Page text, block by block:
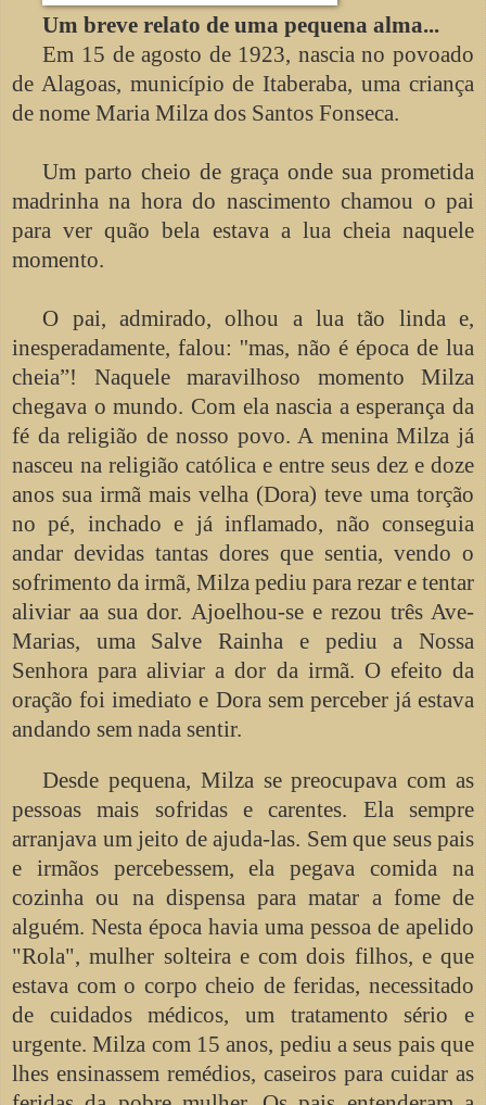
Um breve relato de uma pequena alma...
Em 15 de agosto de 1923, nascia no povoado
de Alagoas, município de Itaberaba, uma criança
de nome Maria Milza dos Santos Fonseca.
Um parto cheio de graça onde sua prometida
madrinha na hora do nascimento chamou o pai
para ver quão bela estava a lua cheia naquele
momento.
O pai, admirado, olhou a lua tão linda e,
inesperadamente, falou: ''mas, não é época de lua
cheia”! Naquele maravilhoso momento Milza
chegava o mundo. Com ela nascia a esperança da
fé da religião de nosso povo. A menina Milza já
nasceu na religião católica e entre seus dez e doze
anos sua irmã mais velha (Dora) teve uma torção
no pé, inchado e já inflamado, não conseguia
andar devidas tantas dores que sentia, vendo o
sofrimento da irmã, Milza pediu para rezar e tentar
aliviar aa sua dor. Ajoelhou-se e rezou três Ave-
Marias, uma Salve Rainha e pediu a Nossa
Senhora para aliviar a dor da irmã. O efeito da
oração foi imediato e Dora sem perceber já estava
andando sem nada sentir.
Desde pequena, Milza se preocupava com as
pessoas mais sofridas e carentes. Ela sempre
arranjava um jeito de ajuda-las. Sem que seus pais
e irmãos percebessem, ela pegava comida na
cozinha ou na dispensa para matar a fome de
alguém. Nesta época havia uma pessoa de apelido
"Rola", mulher solteira e com dois filhos, e que
estava com o corpo cheio de feridas, necessitado
de cuidados médicos, um tratamento sério e
urgente. Milza com 15 anos, pediu a seus pais que
lhes ensinassem remédios, caseiros para cuidar as